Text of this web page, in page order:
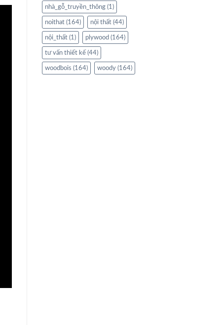
nhà_gỗ_truyền_thông(1)
noithat(164) nội thất(44)
nội_thất(1) plywood (164)
tư vấn thiết kế(44)
woodbois (164) woody(164)